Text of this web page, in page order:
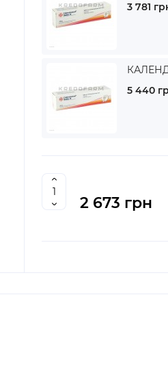
3 781
5 440
2 673 грн